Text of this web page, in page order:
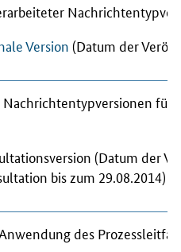
Version (Datum der
für
(Datum der
bis zum 29.08.2014)
des